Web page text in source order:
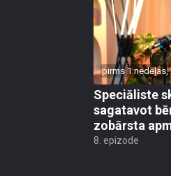
pirms 1 nedēļas,
Speciāliste
sagatavot
zobārsta
8. epizode